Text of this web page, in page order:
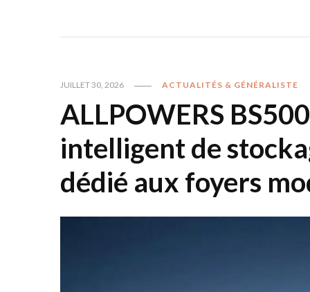
JUILLET 30, 2026 ACTUALITÉS & GÉNÉRALISTE
ALLPOWERS
intelligent de
dédié aux foyers